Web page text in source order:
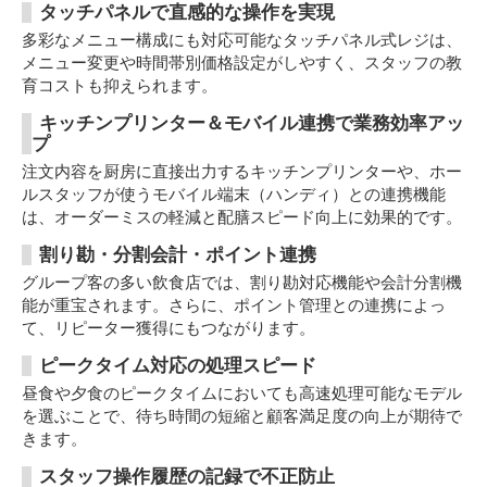
タッチパネルで直感的な操作を実現
多彩なメニュー構成にも対応可能なタッチパネル式レジは、
メニュー変更や時間帯別価格設定がしやすく、スタッフの教
育コストも抑えられます。
キッチンプリンター＆モバイル連携で業務効率アッ
プ
注文内容を厨房に直接出力するキッチンプリンターや、ホー
ルスタッフが使うモバイル端末（ハンディ）との連携機能
は、オーダーミスの軽減と配膳スピード向上に効果的です。
割り勘・分割会計・ポイント連携
グループ客の多い飲食店では、割り勘対応機能や会計分割機
能が重宝されます。さらに、ポイント管理との連携によっ
て、リピーター獲得にもつながります。
ピークタイム対応の処理スピード
昼食や夕食のピークタイムにおいても高速処理可能なモデル
を選ぶことで、待ち時間の短縮と顧客満足度の向上が期待で
きます。
スタッフ操作履歴の記録で不正防止